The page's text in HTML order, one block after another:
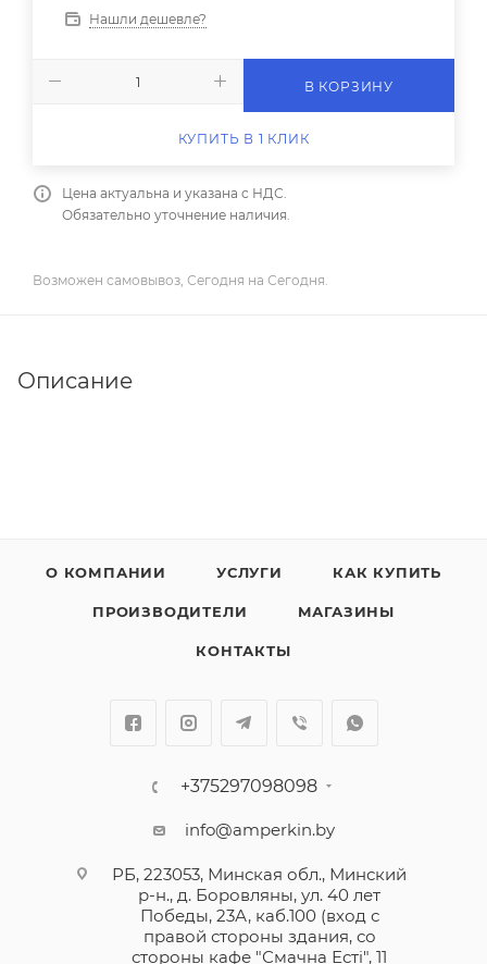
Нашли дешевле?
В КОРЗИНУ
КУПИТЬ В 1 КЛИК
Цена актуальна и указана с НДС.
Обязательно уточнение наличия.
Возможен самовывоз, Сегодня на Сегодня.
Описание
О КОМПАНИИ УСЛУГИ КАК КУПИТЬ
ПРОИЗВОДИТЕЛИ МАГАЗИНЫ
КОНТАКТЫ
+375297098098
info@amperkin.by
РБ, 223053, Минская обл., Минский
р-н., д. Боровляны, ул. 40 лет
Победы, 23А, каб.100 (вход с
правой стороны здания, со
стороны кафе "Смачна Естi", 11